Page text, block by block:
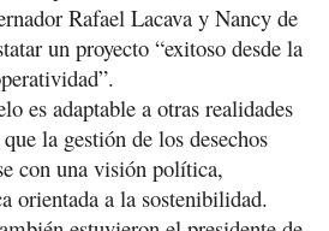
Rafael Lacava y Nancy de
un proyecto “exitoso desde la
es adaptable a otras realidades
la gestión de los desechos
con una visión política,
orientada a la sostenibilidad.